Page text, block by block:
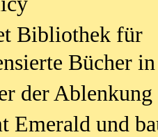
Bibliothek für
Bücher
der Ablenkung
Emerald und